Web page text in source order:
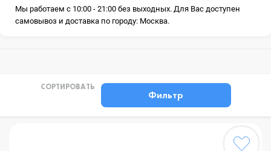
Мы работаем с 10:00 - 21:00 без выходных. Для Вас доступен
самовывоз и доставка по городу: Москва.
СОРТИРОВАТЬ
Фильтр